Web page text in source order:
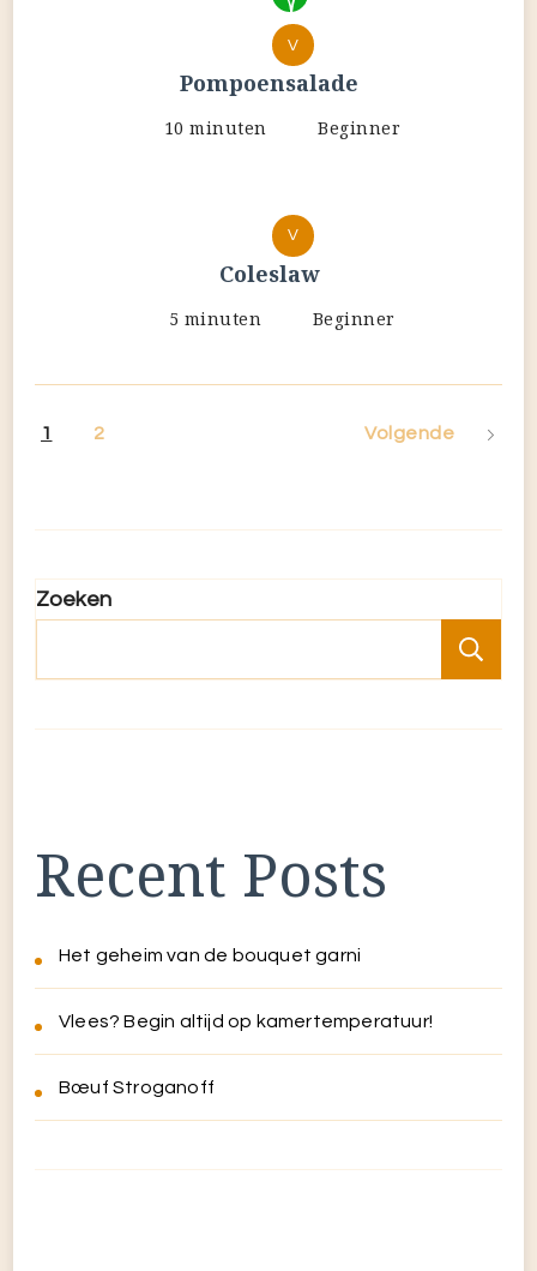
V
Pompoensalade
10 minuten Beginner
V
Coleslaw
5 minuten Beginner
1 2 Volgende
Zoeken
Recent Posts
Het geheim van de bouquet garni
Vlees? Begin altijd op kamertemperatuur!
Bœuf Stroganoff